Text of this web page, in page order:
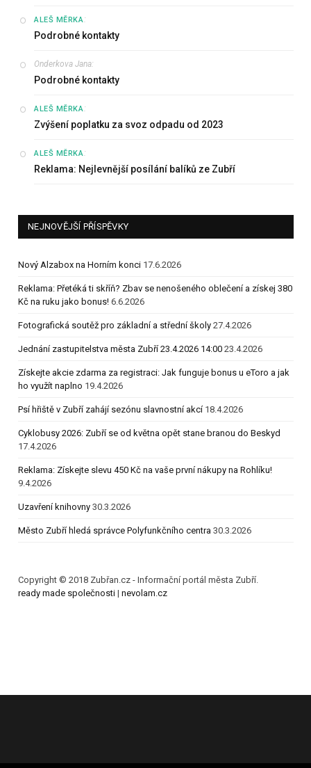
ALEŠ MĚRKA:
Podrobné kontakty
Onderkova Jana:
Podrobné kontakty
ALEŠ MĚRKA:
Zvýšení poplatku za svoz odpadu od 2023
ALEŠ MĚRKA:
Reklama: Nejlevnější posílání balíků ze Zubří
NEJNOVĚJŠÍ PŘÍSPĚVKY
Nový Alzabox na Horním konci 17.6.2026
Reklama: Přetéká ti skříň? Zbav se nenošeného oblečení a získej 380
Kč na ruku jako bonus! 6.6.2026
Fotografická soutěž pro základní a střední školy 27.4.2026
Jednání zastupitelstva města Zubří 23.4.2026 14:00 23.4.2026
Získejte akcie zdarma za registraci: Jak funguje bonus u eToro a jak
ho využít naplno 19.4.2026
Psí hřiště v Zubří zahájí sezónu slavnostní akcí 18.4.2026
Cyklobusy 2026: Zubří se od května opět stane branou do Beskyd
17.4.2026
Reklama: Získejte slevu 450 Kč na vaše první nákupy na Rohlíku!
9.4.2026
Uzavření knihovny 30.3.2026
Město Zubří hledá správce Polyfunkčního centra 30.3.2026
Copyright © 2018 Zubřan.cz - Informační portál města Zubří.
ready made společnosti | nevolam.cz